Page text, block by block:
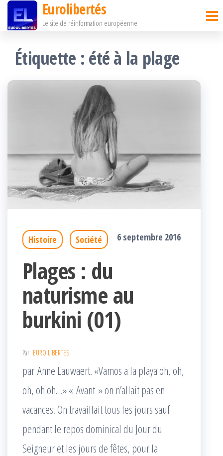
Passer
contenu
Eurolibertés
Le site de réinformation européenne
Étiquette : été à la plage
Histoire Société 6 septembre 2016
Plages : du
naturisme au
burkini (01)
Par EURO LIBERTES
par Anne Lauwaert. «Vamos a la playa oh, oh,
oh, oh oh…» « Avant » on n’allait pas en
vacances. On travaillait tous les jours sauf
pendant le repos dominical du Jour du
Seigneur et les jours de fêtes, pour la